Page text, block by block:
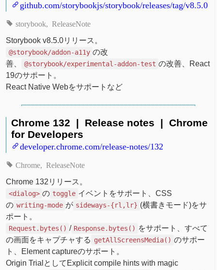
github.com/storybookjs/storybook/releases/tag/v8.5.0
storybook ReleaseNote
Storybook v8.5.0リリース。
@storybook/addon-a11y の改
善、
@storybook/experimental-addon-test の改善、React
19のサポート。
React Native Webをサポートなど
Chrome 132 | Release notes | Chrome
for Developers
developer.chrome.com/release-notes/132
Chrome ReleaseNote
Chrome 132リリース。
<dialog> の toggle イベントをサポート、CSS
の writing-mode が sideways-{rl,lr} (横書きモード)をサ
ポート。
Request.bytes() / Response.bytes() をサポート、すべて
の画面をキャプチャする getAllScreensMedia() のサポー
ト、Element captureのサポート。
Origin TrialとしてExplicit compile hints with magic